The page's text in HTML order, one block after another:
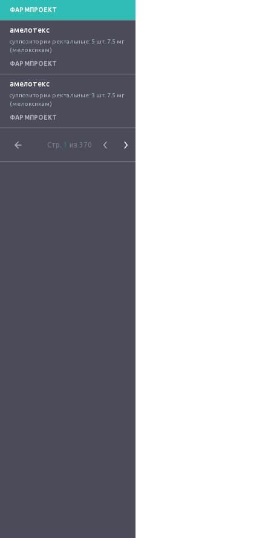
ФАРМПРОЕКТ
амелотекс
суппозитории ректальные: 5 шт. 7.5 мг
(мелоксикам)
ФАРМПРОЕКТ
амелотекс
суппозитории ректальные: 3 шт. 7.5 мг
(мелоксикам)
ФАРМПРОЕКТ
Стр. 1 из 370